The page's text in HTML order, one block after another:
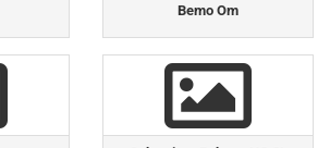
Bemo Om